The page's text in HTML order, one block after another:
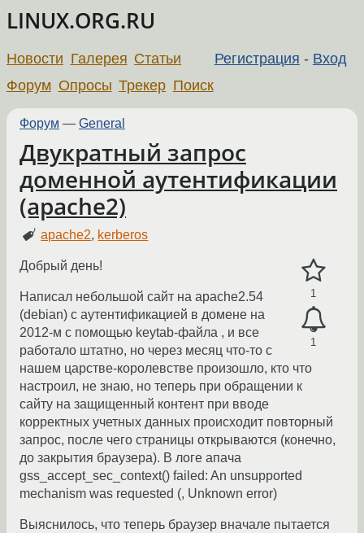
LINUX.ORG.RU
Регистрация - Вход
Новости Галерея Статьи
Форум Опросы Трекер Поиск
Форум — General
Двукратный запрос
доменной аутентификации
(apache2)
apache2, kerberos
1
1
Добрый день!
Написал небольшой сайт на apache2.54
(debian) с аутентификацией в домене на
2012-м с помощью keytab-файла , и все
работало штатно, но через месяц что-то с
нашем царстве-королевстве произошло, кто что
настроил, не знаю, но теперь при обращении к
сайту на защищенный контент при вводе
корректных учетных данных происходит повторный
запрос, после чего страницы открываются (конечно,
до закрытия браузера). В логе апача
gss_accept_sec_context() failed: An unsupported
mechanism was requested (, Unknown error)
Выяснилось, что теперь браузер вначале пытается